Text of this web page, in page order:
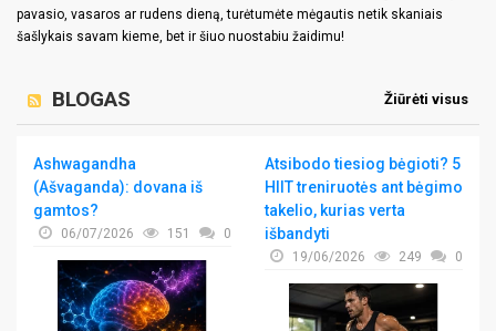
pavasio, vasaros ar rudens dieną, turėtumėte mėgautis netik skaniais
šašlykais savam kieme, bet ir šiuo nuostabiu žaidimu!
Žiūrėti visus
BLOGAS
Ashwagandha
(Ašvaganda): dovana iš
gamtos?
06/07/2026 151 0
Atsibodo tiesiog bėgioti? 5
HIIT treniruotės ant bėgimo
takelio, kurias verta
išbandyti
19/06/2026 249 0